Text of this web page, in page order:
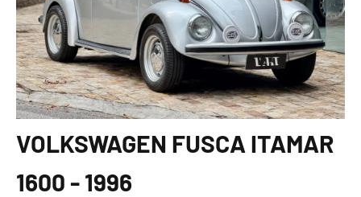
VOLKSWAGEN FUSCA ITAMAR
1600 - 1996